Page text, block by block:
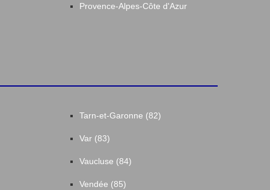
Provence-Alpes-Côte d'Azur
Tarn-et-Garonne (82)
Var (83)
Vaucluse (84)
Vendée (85)